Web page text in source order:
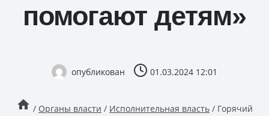
помогают детям»
опубликован 01.03.2024 12:01
/ Органы власти / Исполнительная власть / Горячий